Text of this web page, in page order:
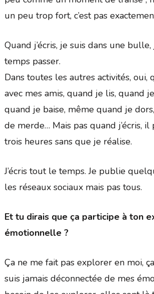
un peu trop fort, c’est pas
Quand j’écris, je suis dans une
temps passer.
Dans toutes les autres activités, oui,
avec mes amis, quand je lis, quand
quand je baise, même quand je
de merde… Mais pas quand j’écris, il
trois heures sans que je réalise.
J’écris tout le temps. Je publie
les réseaux sociaux mais pas tous.
Et tu dirais que ça participe à ton
émotionnelle ?
Ça ne me fait pas explorer en moi,
suis jamais déconnectée de mes